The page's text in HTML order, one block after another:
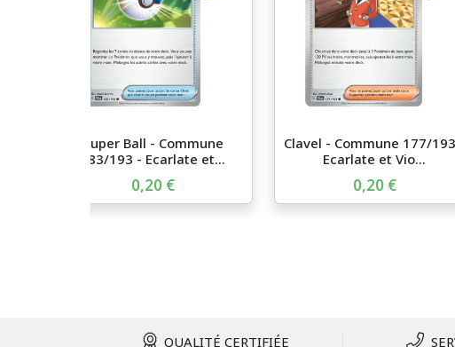
Super Ball - Commune
183/193 - Ecarlate et...
0,20 €
Clavel - Commune 177/
Ecarlate et Vio...
0,20 €
QUALITÉ CERTIFIÉE